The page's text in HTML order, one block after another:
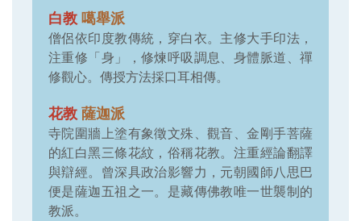
白教 噶舉派
僧侶依印度教傳統，穿白衣。主修大手印法，
注重修「身」，修煉呼吸調息、身體脈道、禪
修觀心。傳授方法採口耳相傳。
花教 薩迦派
寺院圍牆上塗有象徵文殊、觀音、金剛手菩薩
的紅白黑三條花紋，俗稱花教。注重經論翻譯
與辯經。曾深具政治影響力，元朝國師八思巴
便是薩迦五祖之一。是藏傳佛教唯一世襲制的
教派。